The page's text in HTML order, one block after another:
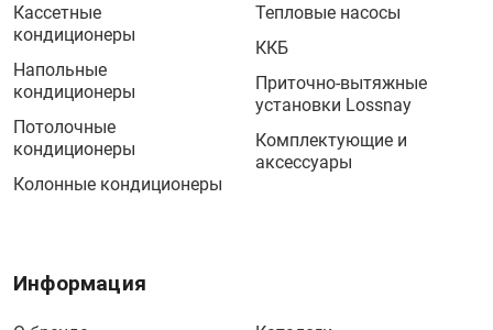
Кассетные
кондиционеры
Напольные
кондиционеры
Потолочные
кондиционеры
Колонные кондиционеры
Тепловые насосы
ККБ
Приточно-вытяжные
установки Lossnay
Комплектующие и
аксессуары
Информация